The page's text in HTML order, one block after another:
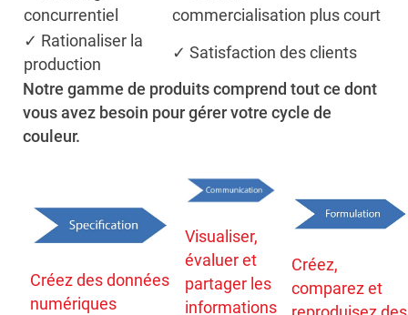
concurrentiel
commercialisation plus court
✓ Rationaliser la
production
✓ Satisfaction des clients
Notre gamme de produits comprend tout ce dont
vous avez besoin pour gérer votre cycle de
couleur.
Créez des données
numériques
Visualiser,
évaluer et
partager les
informations
Créez,
comparez et